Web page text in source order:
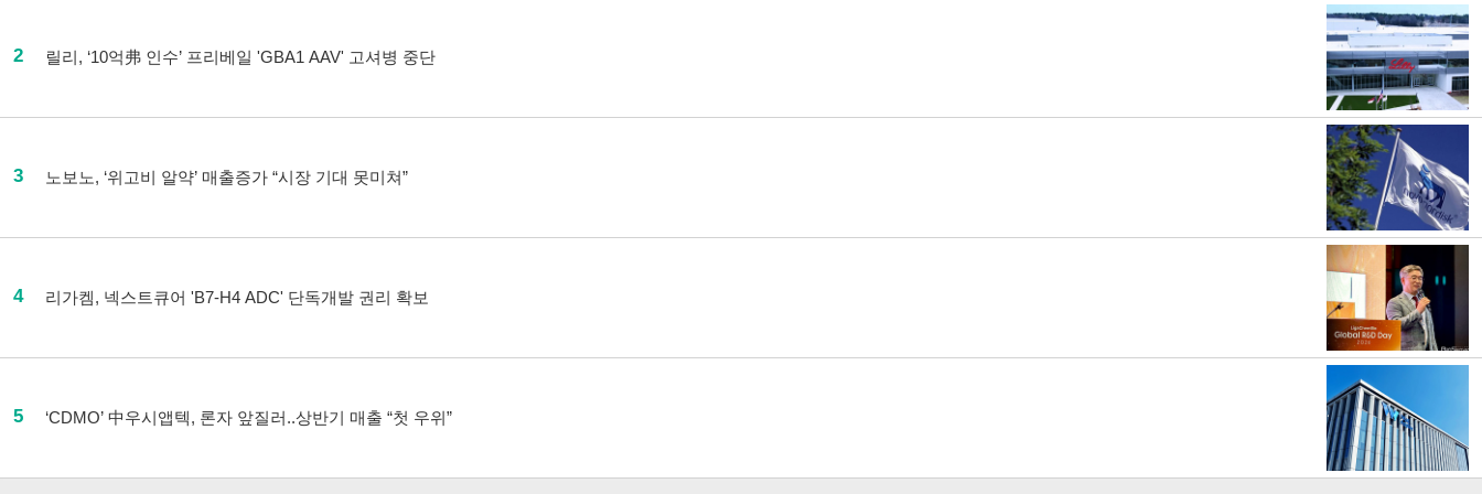
2 릴리, ‘10억弗 인수’ 프리베일 'GBA1 AAV' 고셔병 중단
3 노보노, ‘위고비 알약’ 매출증가 “시장 기대 못미쳐”
4 리가켐, 넥스트큐어 'B7-H4 ADC' 단독개발 권리 확보
5 ‘CDMO’ 中우시앱텍, 론자 앞질러..상반기 매출 “첫 우위”